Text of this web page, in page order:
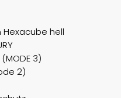
Hexacube hell
(MODE 3)
2)